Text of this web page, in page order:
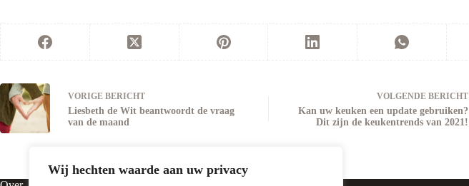
Wij hechten waarde aan uw privacy
VORIGE BERICHT
Liesbeth de Wit beantwoordt de vraag
van de maand
VOLGENDE BERICHT
Kan uw keuken een update gebruiken?
Dit zijn de keukentrends van 2021!